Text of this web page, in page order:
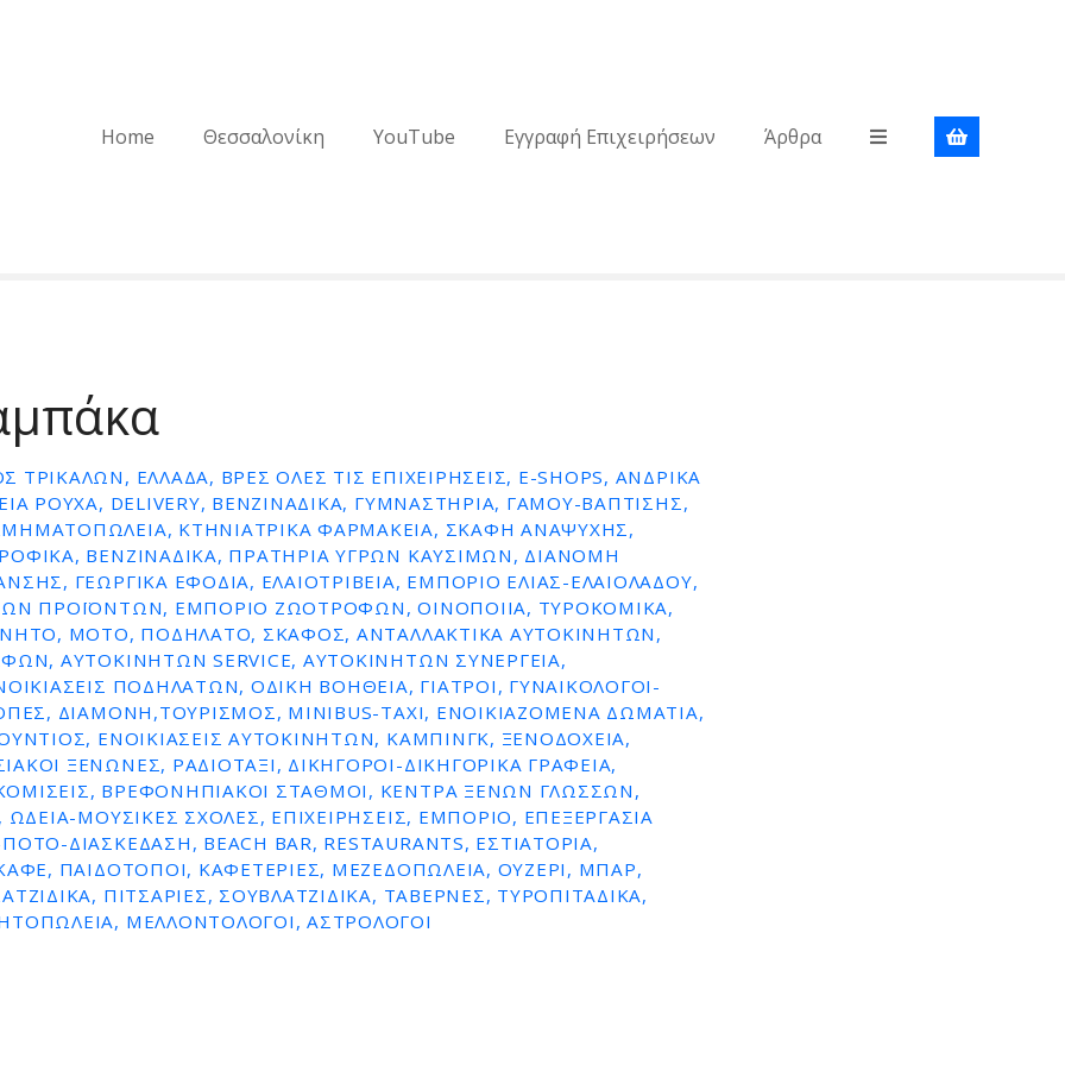
Home Θεσσαλονίκη YouTube Εγγραφή Επιχειρήσεων Άρθρα
ΕΛΛΆΔΑ, ΒΡΕΣ ΌΛΕΣ ΤΙΣ ΕΠΙΧΕΙΡΉΣΕΙΣ, E-SHOPS, ΑΝΔΡΙΚΆ
ΡΟΎΧΑ, DELIVERY, ΒΕΝΖΙΝΆΔΙΚΑ, ΓΥΜΝΑΣΤΉΡΙΑ, ΓΆΜΟΥ-ΒΆΠΤΙΣΗΣ,
ΚΤΗΝΙΑΤΡΙΚΆ ΦΑΡΜΑΚΕΊΑ, ΣΚΆΦΗ ΑΝΑΨΥΧΉΣ,
ΒΕΝΖΙΝΑΔΙΚΑ, ΠΡΑΤΗΡΙΑ ΥΓΡΩΝ ΚΑΥΣΙΜΩΝ, ΔΙΑΝΟΜΗ
ΓΕΩΡΓΙΚΆ ΕΦΌΔΙΑ, ΕΛΑΙΟΤΡΙΒΕΊΑ, ΕΜΠΌΡΙΟ ΕΛΙΆΣ-ΕΛΑΙΟΛΆΔΟΥ,
ΠΡΟΪΌΝΤΩΝ, ΕΜΠΌΡΙΟ ΖΩΟΤΡΟΦΏΝ, ΟΙΝΟΠΟΙΊΑ, ΤΥΡΟΚΟΜΙΚΆ,
ΜΌΤΟ, ΠΟΔΉΛΑΤΟ, ΣΚΆΦΟΣ, ΑΝΤΑΛΛΑΚΤΙΚΆ ΑΥΤΟΚΙΝΉΤΩΝ,
ΑΥΤΟΚΙΝΉΤΩΝ SERVICE, ΑΥΤΟΚΙΝΉΤΩΝ ΣΥΝΕΡΓΕΊΑ,
ΠΟΔΗΛΆΤΩΝ, ΟΔΙΚΉ ΒΟΉΘΕΙΑ, ΓΙΑΤΡΟΊ, ΓΥΝΑΙΚΟΛΌΓΟΙ-
ΔΙΑΜΟΝΉ,ΤΟΥΡΙΣΜΌΣ, MINIBUS-TAXI, ΕΝΟΙΚΙΑΖΌΜΕΝΑ ΔΩΜΆΤΙΑ,
ΕΝΟΙΚΙΆΣΕΙΣ ΑΥΤΟΚΙΝΉΤΩΝ, ΚΆΜΠΙΝΓΚ, ΞΕΝΟΔΟΧΕΊΑ,
ΞΕΝΏΝΕΣ, ΡΑΔΙΟΤΑΞΊ, ΔΙΚΗΓΌΡΟΙ-ΔΙΚΗΓΟΡΙΚΆ ΓΡΑΦΕΊΑ,
ΒΡΕΦΟΝΗΠΙΑΚΟΊ ΣΤΑΘΜΟΊ, ΚΈΝΤΡΑ ΞΈΝΩΝ ΓΛΩΣΣΏΝ,
ΩΔΕΊΑ-ΜΟΥΣΙΚΈΣ ΣΧΟΛΈΣ, ΕΠΙΧΕΙΡΉΣΕΙΣ, ΕΜΠΌΡΙΟ, ΕΠΕΞΕΡΓΑΣΊΑ
ΔΙΑΣΚΈΔΑΣΗ, BEACH BAR, RESTAURANTS, ΕΣΤΙΑΤΌΡΙΑ,
ΠΑΙΔΌΤΟΠΟΙ, ΚΑΦΕΤΈΡΙΕΣ, ΜΕΖΕΔΟΠΩΛΕΊΑ, ΟΥΖΕΡΊ, ΜΠΑΡ,
ΠΙΤΣΑΡΊΕΣ, ΣΟΥΒΛΑΤΖΊΔΙΚΑ, ΤΑΒΈΡΝΕΣ, ΤΥΡΟΠΙΤΆΔΙΚΑ,
ΜΕΛΛΟΝΤΟΛΟΓΟΙ, ΑΣΤΡΟΛΌΓΟΙ